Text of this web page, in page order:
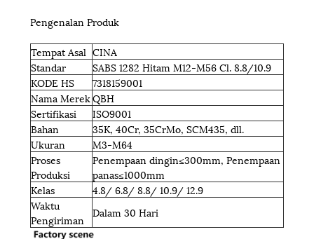
Pengenalan Produk
Tempat Asal CINA
Standar
SABS 1282 Hitam M12-M56 Cl. 8.8/10.9
KODE HS
7318159001
Nama MerekQBH
Sertifikasi
ISO9001
Bahan
35K, 40Cr, 35CrMo, SCM435, dll.
Ukuran
M3-M64
Proses
Produksi
Penempaan dingin≤300mm, Penempaan
panas≤1000mm
Kelas
4.8/ 6.8/ 8.8/ 10.9/ 12.9
Waktu
Pengiriman
Dalam 30 Hari